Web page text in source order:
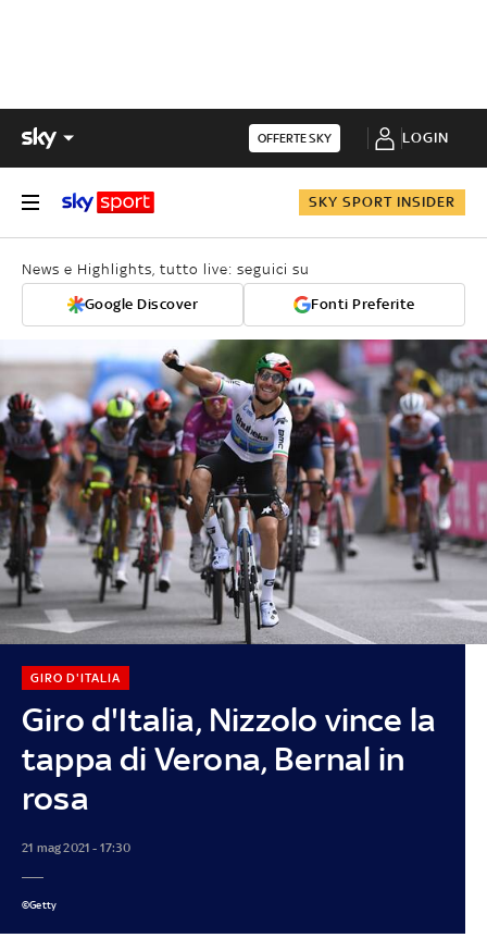
OFFERTE SKY LOGIN
SKY SPORT INSIDER
News e Highlights, tutto live: seguici su
Google Discover Fonti Preferite
Giro d'Italia, Nizzolo vince la
tappa di Verona, Bernal in
rosa
GIRO D'ITALIA
21 mag 2021 - 17:30
©Getty